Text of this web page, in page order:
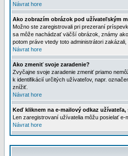
Návrat hore
Ako zobrazím obrázok pod užívateľským
Možno ste zaregistrovali pri prezeraní
sa môže nachádzať väčší obrázok, známy
potom práve vtedy toto administrátori
Návrat hore
Ako zmeniť svoje zaradenie?
Zvyčajne svoje zaradenie zmeniť priamo
k identifikácií určitých užívateľov, napr.
znížiť.
Návrat hore
Keď kliknem na e-mailový odkaz
Len zaregistrovaní užívatelia môžu posielať
Návrat hore